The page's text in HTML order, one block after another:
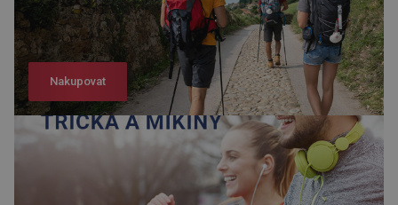
Nakupovat